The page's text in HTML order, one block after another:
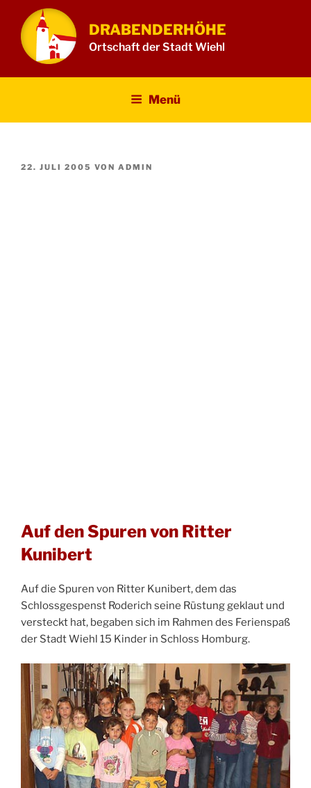
Inhalt
springen
DRABENDERHÖHE
Ortschaft der Stadt Wiehl
Menü
VERÖFFENTLICHT
22. JULI 2005 VON ADMIN
Auf den Spuren von Ritter
Kunibert
Auf die Spuren von Ritter Kunibert, dem das
Schlossgespenst Roderich seine Rüstung geklaut und
versteckt hat, begaben sich im Rahmen des Ferienspaß
der Stadt Wiehl 15 Kinder in Schloss Homburg.